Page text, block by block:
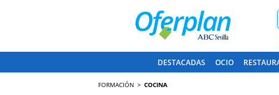
DESTACADAS OCIO
FORMACIÓN COCINA